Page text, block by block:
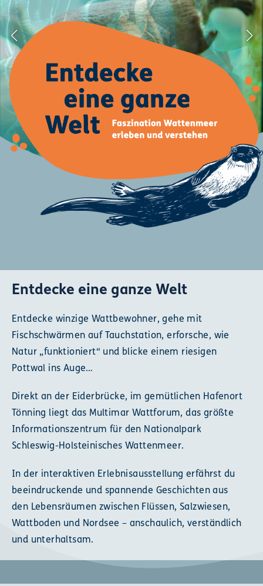
Entdecke eine ganze Welt
Entdecke winzige Wattbewohner, gehe mit
Fischschwärmen auf Tauchstation, erforsche, wie
Natur „funktioniert“ und blicke einem riesigen
Pottwal ins Auge…
Direkt an der Eiderbrücke, im gemütlichen Hafenort
Tönning liegt das Multimar Wattforum, das größte
Informationszentrum für den Nationalpark
Schleswig-Holsteinisches Wattenmeer.
In der interaktiven Erlebnisausstellung erfährst du
beeindruckende und spannende Geschichten aus
den Lebensräumen zwischen Flüssen, Salzwiesen,
Wattboden und Nordsee – anschaulich, verständlich
und unterhaltsam.